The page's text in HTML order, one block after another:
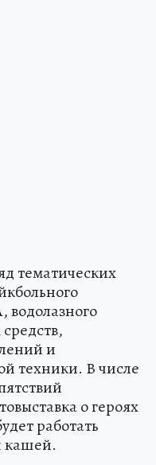
тематических
и
техники. В числе
о героях
работать
кашей.